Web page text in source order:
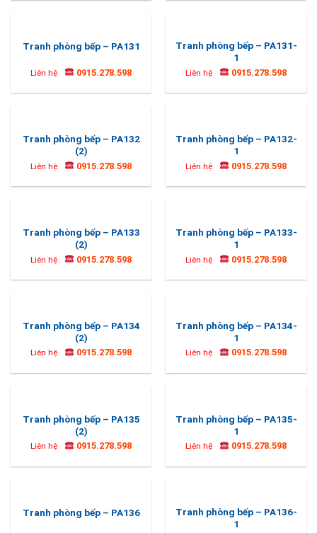
Tranh phòng bếp – PA131
Liên hệ 0915.278.598
Tranh phòng bếp – PA131-
1
Liên hệ 0915.278.598
Tranh phòng bếp – PA132
(2)
Liên hệ 0915.278.598
Tranh phòng bếp – PA132-
1
Liên hệ 0915.278.598
Tranh phòng bếp – PA133
(2)
Liên hệ 0915.278.598
Tranh phòng bếp – PA133-
1
Liên hệ 0915.278.598
Tranh phòng bếp – PA134
(2)
Liên hệ 0915.278.598
Tranh phòng bếp – PA134-
1
Liên hệ 0915.278.598
Tranh phòng bếp – PA135
(2)
Liên hệ 0915.278.598
Tranh phòng bếp – PA135-
1
Liên hệ 0915.278.598
Tranh phòng bếp – PA136
Tranh phòng bếp – PA136-
1